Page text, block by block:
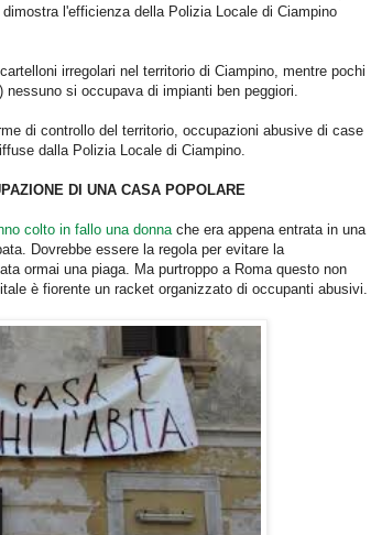
l'efficienza della Polizia Locale di Ciampino
irregolari nel territorio di Ciampino, mentre pochi
si occupava di impianti ben peggiori.
di controllo del territorio, occupazioni abusive di case
dalla Polizia Locale di Ciampino.
DI UNA CASA POPOLARE
colto in fallo una donnache era appena entrata in una
Dovrebbe essere la regola per evitare la
ormai una piaga. Ma purtroppo a Roma questo non
è fiorente un racket organizzato di occupanti abusivi.